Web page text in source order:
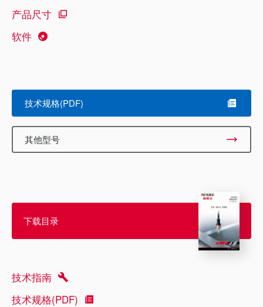
产品尺寸
软件
技术规格(PDF)
其他型号
下载目录
技术指南
技术规格(PDF)